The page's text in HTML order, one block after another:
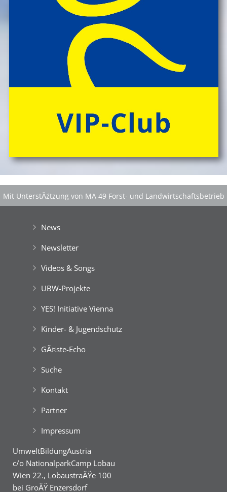
Mit UnterstĂźtzung von MA 49 Forst- und Landwirtschaftsbetrieb
News
Newsletter
Videos & Songs
UBW-Projekte
YES! Initiative Vienna
Kinder- & Jugendschutz
GĂ¤ste-Echo
Suche
Kontakt
Partner
Impressum
UmweltBildungAustria
c/o NationalparkCamp Lobau
Wien 22., LobaustraĂŸe 100
bei GroĂŸ Enzersdorf